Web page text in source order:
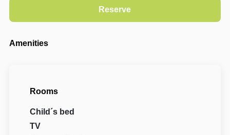
Amenities
Rooms
Child´s bed
TV